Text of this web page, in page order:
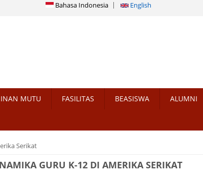
Bahasa Indonesia English
MUTU FASILITAS BEASISWA ALUMNI
Serikat
GURU K-12 DI AMERIKA SERIKAT